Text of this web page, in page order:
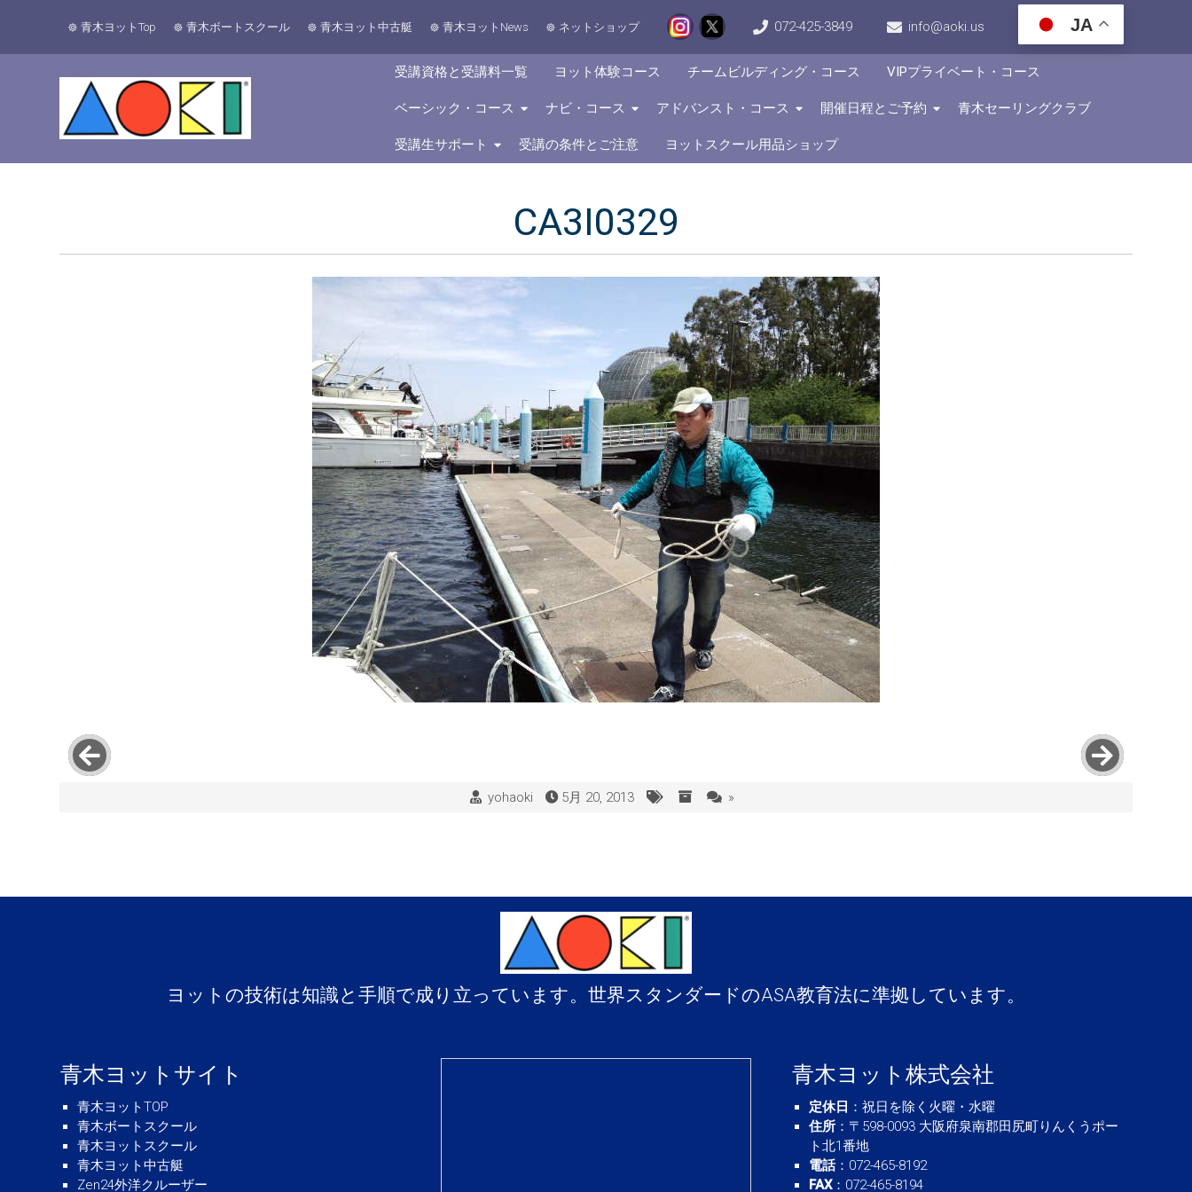
青木ヨットTop 青木ボートスクール 青木ヨット中古艇 青木ヨットNews ネットショップ 072-425-3849 info@aoki.us JA
受講資格と受講料一覧 ヨット体験コース チームビルディング・コース VIPプライベート・コース
ベーシック・コース ナビ・コース アドバンスト・コース 開催日程とご予約 青木セーリングクラブ
受講生サポート 受講の条件とご注意 ヨットスクール用品ショップ
CA3I0329
yohaoki 5月 20, 2013 »
ヨットの技術は知識と手順で成り立っています。世界スタンダードのASA教育法に準拠しています。
青木ヨットサイト
青木ヨットTOP
青木ボートスクール
青木ヨットスクール
青木ヨット中古艇
Zen24外洋クルーザー
青木ヨット株式会社
定休日 ：祝日を除く火曜・水曜
住所 ：〒598-0093 大阪府泉南郡田尻町りんくうポー
ト北1番地
電話：072-465-8192
FAX：072-465-8194